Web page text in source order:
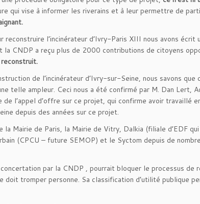
qui vise à informer les riverains et à leur permettre de
l’incinérateur d’Ivry-Paris XIII nous avons écrit
la CNDP a reçu plus de 2000 contributions de citoyens
de l’incinérateur d’Ivry-sur-Seine, nous savons que
telle ampleur. Ceci nous a été confirmé par M. Dan Lert,
l’appel d’offre sur ce projet, qui confirme avoir travaillé
depuis des années sur ce projet.
Mairie de Paris, la Mairie de Vitry, Dalkia (filiale d’EDF
(CPCU – future SEMOP) et le Syctom depuis de
par la CNDP , pourrait bloquer le processus de
tromper personne. Sa classification d’utilité publique